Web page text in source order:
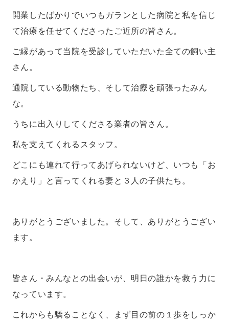
開業したばかりでいつもガランとした病院と私を信じ
て治療を任せてくださったご近所の皆さん。
ご縁があって当院を受診していただいた全ての飼い主
さん。
通院している動物たち、そして治療を頑張ったみん
な。
うちに出入りしてくださる業者の皆さん。
私を支えてくれるスタッフ。
どこにも連れて行ってあげられないけど、いつも「お
かえり」と言ってくれる妻と３人の子供たち。
ありがとうございました。そして、ありがとうござい
ます。
皆さん・みんなとの出会いが、明日の誰かを救う力に
なっています。
これからも驕ることなく、まず目の前の１歩をしっか